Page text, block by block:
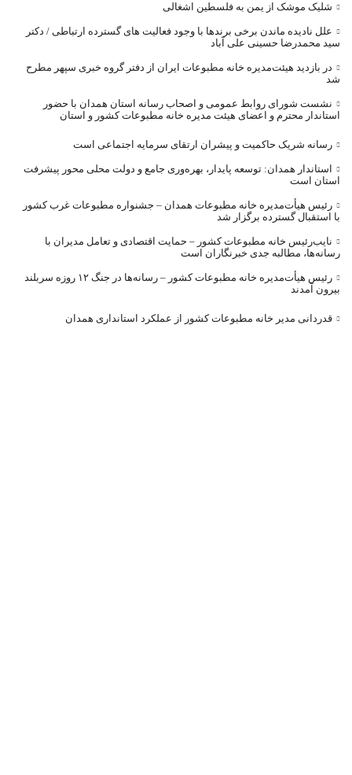
شلیک موشک از یمن به فلسطین اشغالی
علل نادیده ماندن برخی برندها با وجود فعالیت های گسترده ارتباطی / دکتر
سید محمدرضا حسینی علی آباد
در بازدید هیئت‌مدیره خانه مطبوعات ایران از دفتر گروه خبری سپهر مطرح
شد
نشست شورای روابط عمومی و اصحاب رسانه استان همدان با حضور
استاندار محترم و اعضای هیئت مدیره خانه مطبوعات کشور و استان
رسانه شریک حاکمیت و پیشران ارتقای سرمایه اجتماعی است
استاندار همدان: توسعه پایدار، بهره‌وری جامع و دولت محلی محور پیشرفت
استان است
رئیس هیأت‌مدیره خانه مطبوعات همدان – جشنواره مطبوعات غرب کشور
با استقبال گسترده برگزار شد
نایب‌رئیس خانه مطبوعات کشور – حمایت اقتصادی و تعامل مدیران با
رسانه‌ها، مطالبه جدی خبرنگاران است
رئیس هیأت‌مدیره خانه مطبوعات کشور – رسانه‌ها در جنگ ۱۲ روزه سربلند
بیرون آمدند
قدردانی مدیر خانه مطبوعات کشور از عملکرد استانداری همدان